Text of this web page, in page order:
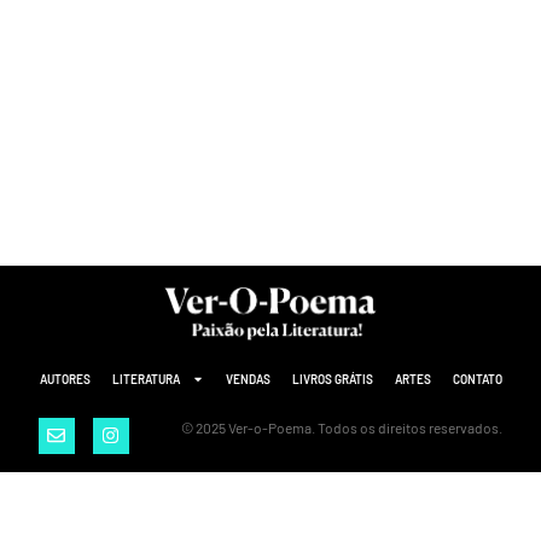
AUTORES LITERATURA VENDAS LIVROS GRÁTIS ARTES CONTATO
© 2025 Ver-o-Poema. Todos os direitos reservados.